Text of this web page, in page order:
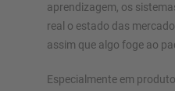
aprendizagem, os
real o estado das
assim que algo foge ao
Especialmente em